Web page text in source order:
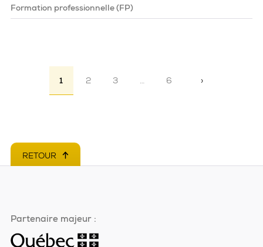
Formation professionnelle (FP)
Pagination
1 2 3 … 6 ›Page suivante
RETOUR EN HAUT DE PAGE
Partenaire majeur :
Ce